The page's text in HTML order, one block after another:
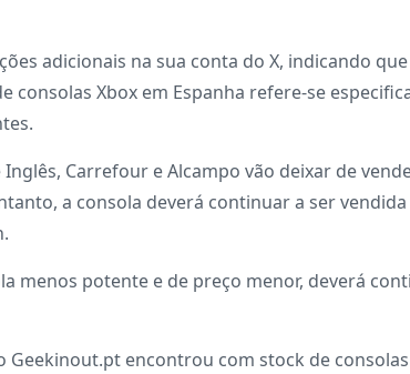
adicionais na sua conta do X, indicando
consolas Xbox em Espanha refere-se
Carrefour e Alcampo vão deixar de
a consola deverá continuar a ser
menos potente e de preço menor, deverá
encontrou com stock de consolas